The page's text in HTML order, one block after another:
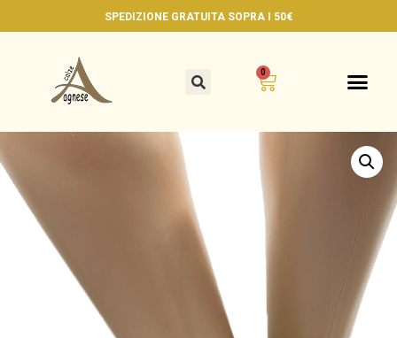
SPEDIZIONE GRATUITA SOPRA I 50€
0